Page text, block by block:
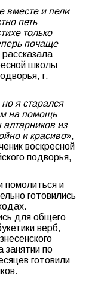
вместе и пели
петь
только
почаще
школы
г.
я старался
на помощь
из
и красиво»,
воскресной
подворья,
помолиться и
готовились
для общего
верб,
занятии по
готовили